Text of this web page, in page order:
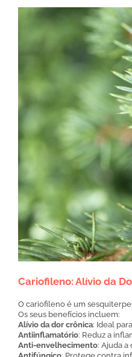
Cariofileno: Alívio da
O cariofileno é um
Os seus benefícios incluem:
Alívio da dor crônica: Ideal
Antiinflamatório: Reduz a
Anti-envelhecimento: Ajuda